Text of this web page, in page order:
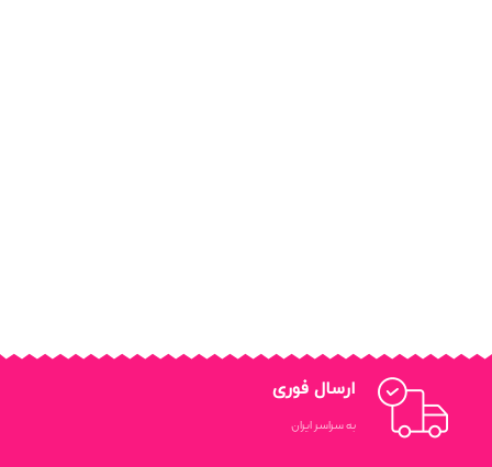
ارسال فوری
به سراسر ایران